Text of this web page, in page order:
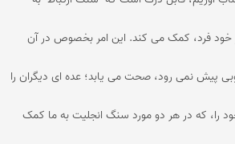
خود فرد، کمک می کند. این امر بخصوص در آن
پیش نمی رود، صحت می یابد؛ عده ای دیگران را
را، که در هر دو مورد سنگ انجلیت به ما کمک